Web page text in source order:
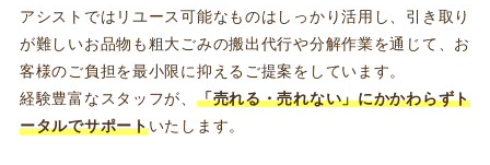
アシストではリユース可能なものはしっかり活用し、引き取り
が難しいお品物も粗大ごみの搬出代行や分解作業を通じて、お
客様のご負担を最小限に抑えるご提案をしています。
経験豊富なスタッフが、 「売れる・売れない」にかかわらずト
ータルでサポートいたします。